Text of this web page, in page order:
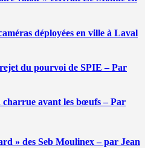
déployées en ville à Laval
du pourvoi de SPIE – Par
charrue avant les bœufs – Par
» des Seb Moulinex – par Jean